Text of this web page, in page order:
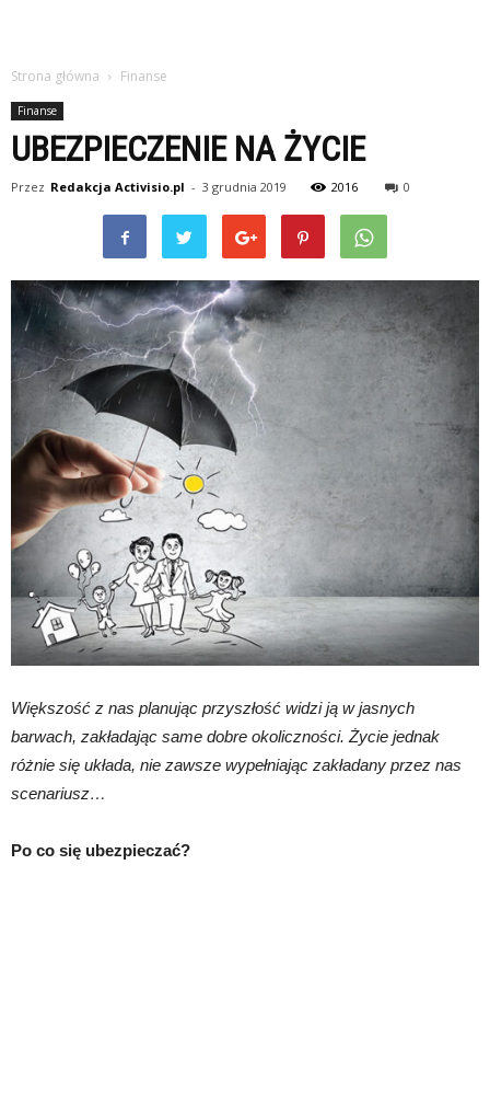
Strona główna Finanse
Finanse
UBEZPIECZENIE NA ŻYCIE
Przez Redakcja Activisio.pl - 3 grudnia 2019 2016 0
Większość z nas planując przyszłość widzi ją w jasnych
barwach, zakładając same dobre okoliczności. Życie jednak
różnie się układa, nie zawsze wypełniając zakładany przez nas
scenariusz…
Po co się ubezpieczać?